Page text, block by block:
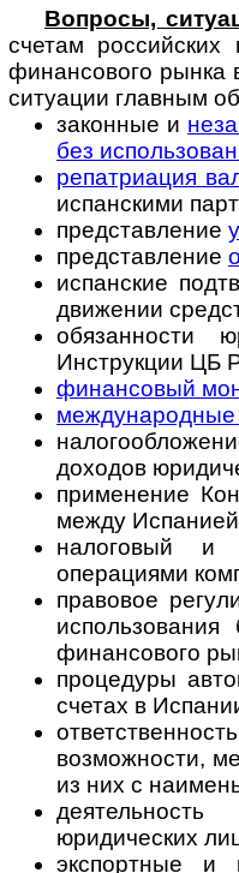
Вопросы,
счетам
финансового рынка
ситуации главным
законные и
без
репатриация
испанскими
представление
представление
испанские
движении
обязанности
Инструкции ЦБ
финансовый
международные
доходов
применение
между
налоговый и
операциями
правовое
финансового
процедуры
счетах в
возможности,
из них с
юридических
экспортные и